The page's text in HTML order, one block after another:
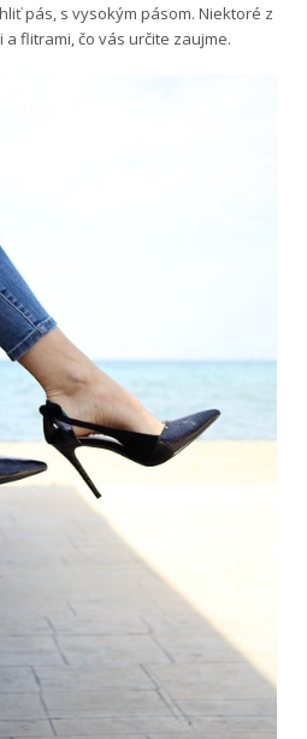
pás, s vysokým pásom. Niektoré z
flitrami, čo vás určite zaujme.